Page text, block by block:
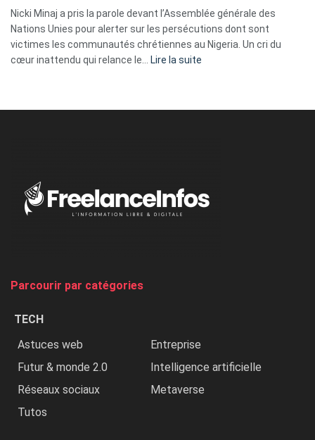
ses
tripes »
Nicki Minaj a pris la parole devant l’Assemblée générale des
Nations Unies pour alerter sur les persécutions dont sont
victimes les communautés chrétiennes au Nigeria. Un cri du
cœur inattendu qui relance le…
Lire la suite
Nigeria,
Parcourir par catégories
TECH
Astuces web
Entreprise
Futur & monde 2.0
Intelligence artificielle
Réseaux sociaux
Metaverse
Tutos